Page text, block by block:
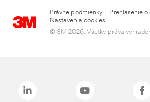
Právne podmienky Prehlásenie
Nastavenia cookies
© 3M 2026. Všetky práva